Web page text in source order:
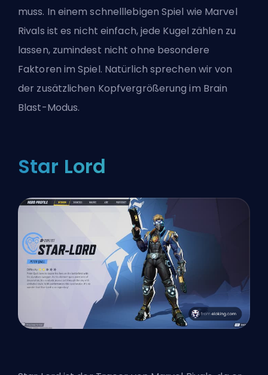
muss. In einem schnelllebigen Spiel wie Marvel
Rivals ist es nicht einfach, jede Kugel zählen zu
lassen, zumindest nicht ohne besondere
Faktoren im Spiel. Natürlich sprechen wir von
der zusätzlichen Kopfvergrößerung im Brain
Blast-Modus.
Star Lord